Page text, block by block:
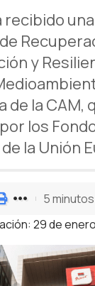
recibido
y
de la CAM,
los
la Unión
29 de
5